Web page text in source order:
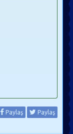
Paylaş Paylaş